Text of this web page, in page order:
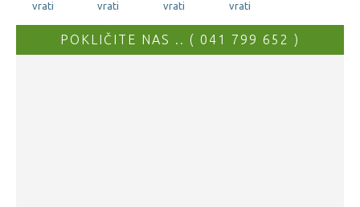
POKLIČITE NAS .. ( 041 799 652 )